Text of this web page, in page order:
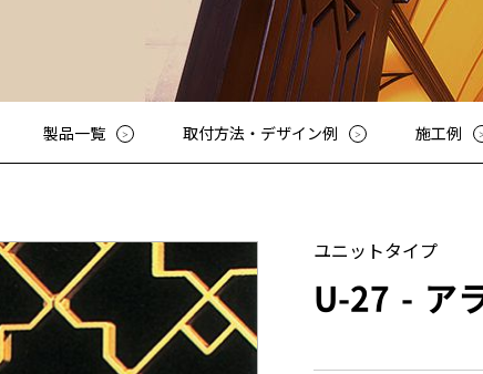
室内装飾（天井ルーバー）
装
ア
花台
T-
スラ
ア
ス
デ
装飾手摺子・アンティック手摺子
アッシューシリーズ
花台シリーズ
T-80・T-85手摺子シリーズ
スライド門扉
製品一覧 取付方法・デザイン例 施工例
ユニットタイプ
U-27 ア